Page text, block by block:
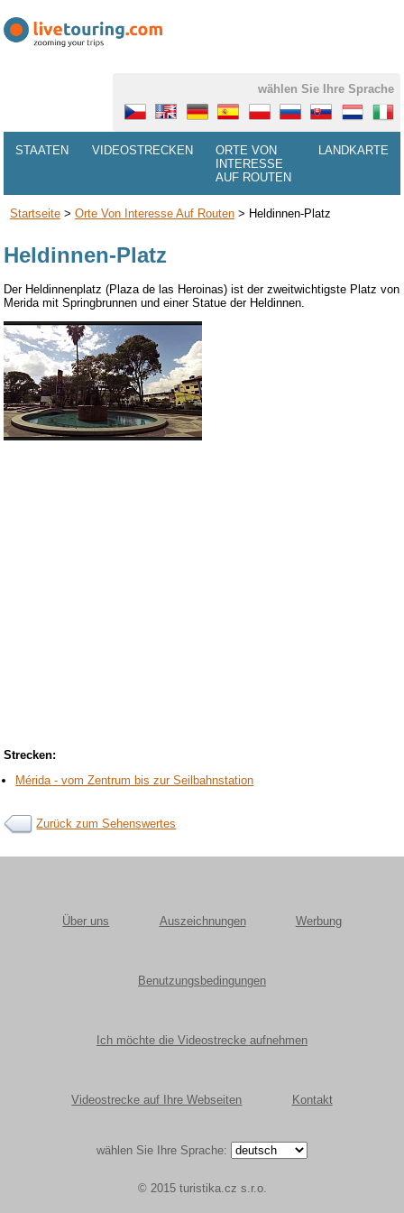
wählen Sie Ihre Sprache
STAATEN VIDEOSTRECKEN
ORTE VON
INTERESSE
AUF ROUTEN
LANDKARTE
Startseite> Orte Von Interesse Auf Routen> Heldinnen-Platz
Heldinnen-Platz
Der Heldinnenplatz(Plaza de las Heroinas) ist der zweitwichtigste Platz von
Merida mit Springbrunnen und einer Statue der Heldinnen.
Strecken:
Mérida - vom Zentrum bis zur Seilbahnstation
Zurück zum Sehenswertes
Über uns Auszeichnungen Werbung
Benutzungsbedingungen
Ich möchte die Videostrecke aufnehmen
Videostrecke auf Ihre Webseiten Kontakt
wählen Sie Ihre Sprache:
© 2015 turistika.cz s.r.o.